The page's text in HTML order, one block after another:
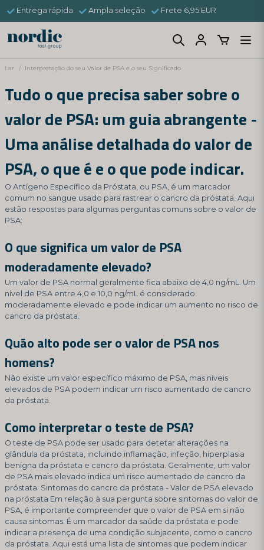
Entrega rápida Ampla seleção Frete 6,95 EUR
Lar Interpretação do seu Valor de PSA e o seu Significado
Tudo o que precisa saber sobre o
valor de PSA: um guia abrangente -
Uma análise detalhada do valor de
PSA, o que é e o que pode indicar.
O Antígeno Específico da Próstata, ou PSA, é um marcador
comum no sangue usado para rastrear o cancro da próstata. Aqui
estão respostas para algumas perguntas comuns sobre o valor de
PSA:
O que significa um valor de PSA
moderadamente elevado?
Um valor de PSA normal geralmente fica abaixo de 4,0 ng/mL. Um
nível de PSA entre 4,0 e 10,0 ng/mL é considerado
moderadamente elevado e pode indicar um aumento no risco de
cancro da próstata.
Quão alto pode ser o valor de PSA nos
homens?
Não existe um valor específico máximo de PSA, mas níveis
elevados de PSA podem indicar um risco aumentado de cancro
da próstata.
Como interpretar o teste de PSA?
O teste de PSA pode ser usado para detetar alterações na
glândula da próstata, incluindo inflamação, infeção, hiperplasia
benigna da próstata e cancro da próstata. Geralmente, um valor
de PSA mais elevado indica um risco aumentado de cancro da
próstata. Sintomas do cancro da próstata - Valor de PSA elevado
na próstata Em relação à sua pergunta sobre sintomas do valor de
PSA, é importante compreender que o valor de PSA em si não
causa sintomas. É um marcador da saúde da próstata e pode
indicar a presença de uma condição subjacente, como o cancro
da próstata. Aqui está uma lista de sintomas que podem indicar